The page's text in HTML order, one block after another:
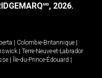
MD, 2026.
Colombie-Britannique
Terre-Neuve-et-Labrador
Île-du-Prince-Édouard